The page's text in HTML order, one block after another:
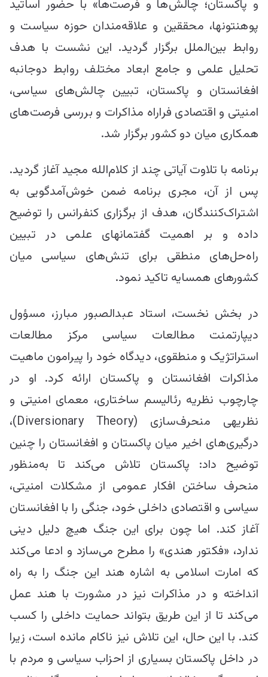
و پاکستان؛ چالش‌ها و فرصت‌ها» با حضور اساتید
پوهنتون‎ها، محققین و علاقه‌مندان حوزه سیاست و
روابط بین‌الملل برگزار گردید. این نشست با هدف
تحلیل علمی و جامع ابعاد مختلف روابط دوجانبه
افغانستان و پاکستان، تبیین چالش‌های سیاسی،
امنیتی و اقتصادی فراراه مذاکرات و بررسی فرصت‌های
همکاری میان دو کشور برگزار شد.
برنامه با تلاوت آیاتی چند از کلام‌الله مجید آغاز گردید.
پس از آن، مجری برنامه ضمن خوش‌آمدگویی به
اشتراک‌کنندگان، هدف از برگزاری کنفرانس را توضیح
داده و بر اهمیت گفتمان‎های علمی در تبیین
راه‌حل‌های منطقی برای تنش‌های سیاسی میان
کشورهای همسایه تاکید نمود.
در بخش نخست، استاد عبدالصبور مبارز، مسؤول
دیپارتمنت مطالعات سیاسی مرکز مطالعات
استراتژیک و منطقوی، دیدگاه خود را پیرامون ماهیت
مذاکرات افغانستان و پاکستان ارائه کرد. او در
چارچوب نظریه رئالیسم ساختاری، معمای امنیتی و
نظریه‎ی منحرف‌سازی (Diversionary Theory)،
درگیری‌های اخیر میان پاکستان و افغانستان را چنین
توضیح داد: پاکستان تلاش می‌کند تا به‌منظور
منحرف ساختن افکار عمومی از مشکلات امنیتی،
سیاسی و اقتصادی داخلی خود، جنگی را با افغانستان
آغاز کند. اما چون برای این جنگ هیچ دلیل دینی
ندارد، «فکتور هندی» را مطرح می‌سازد و ادعا می‌کند
که امارت اسلامی به اشاره هند این جنگ را به راه
انداخته و در مذاکرات نیز در مشورت با هند عمل
می‌کند تا از این طریق بتواند حمایت داخلی را کسب
کند. با این حال، این تلاش نیز ناکام مانده است، زیرا
در داخل پاکستان بسیاری از احزاب سیاسی و مردم با